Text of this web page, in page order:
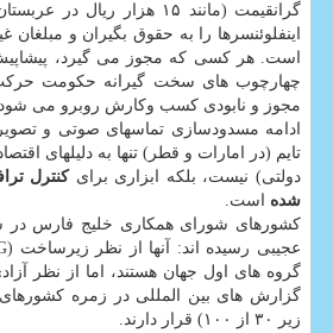
گرانقیمت (مانند ۱۵ هزار
اینفلوئنسرها را به حقوق بگیران و
است. هر کسی که مجوز می گیرد،
چهارچوب های سخت گیرانه حکومت حرکت
مجوز و نابودی کسب وکارش روبرو می
ادامه مسدودسازی تماسهای صوتی و
تایم (در امارات و قطر) تنها به دلیلهای
دولتی) نیست، بلکه ابزاری برایکنترل
شده است.
گروه های اول جهان هستند، اما از نظر
گزارش های بین المللی در زمره کشورهای
زیر ۳۰ از ۱۰۰) قرار دارند.